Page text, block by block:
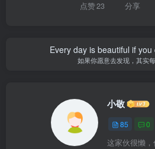
点赞23 分享
Every day is beautiful if
如果你愿意去发现，其实
小敬
85 0
这家伙很懒